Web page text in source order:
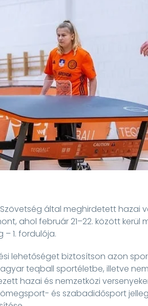
által meghirdetett hazai
ahol február 21–22. között kerül
1. fordulója.
lehetőséget biztosítson azon
teqball sportéletbe, illetve
hazai és nemzetközi
és szabadidősport